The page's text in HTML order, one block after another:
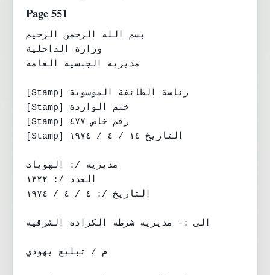
Page 551
بسم الله الرحمن الرحيم
وزارة الداخلية
مديرية الجنسية العامة
[Stamp] رئاسة الطائفة الموسوية
[Stamp] ختم الواردة
[Stamp] رقم خاص ٤٧٧
[Stamp] التاريخ ١٤ / ٤ / ١٩٧٤
مديرية /: الهويات
العدد /: ١٣٢٢
التاريخ /: ٤ / ٤ / ١٩٧٤
الى :- مديرية شرطة الكرادة الشرقية
م / تبليغ يهودي